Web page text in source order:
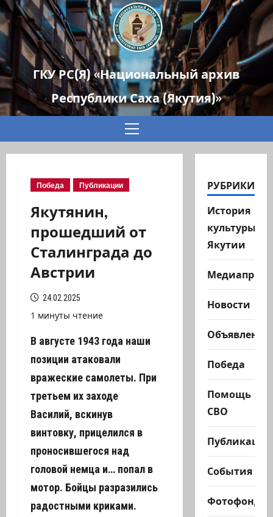
ГКУ РС(Я) «Национальный архив
Республики Саха (Якутия)»
Основное
Победа Публикации
Якутянин,
прошедший от
Сталинграда до
Австрии
24.02.2025
1 минуты чтение
В августе 1943 года наши
позиции атаковали
вражеские самолеты. При
третьем их заходе
Василий, вскинув
винтовку, прицелился в
проносившегося над
головой немца и… попал в
мотор. Бойцы разразились
радостными криками.
РУБРИКИ
История
культуры
Якутии
Новости
Объявления
Победа
Помощь
СВО
Публикации
События
Фотофонд